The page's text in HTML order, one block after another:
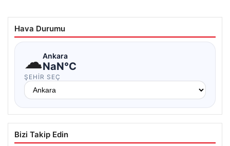
Hava Durumu
☁Ankara
NaN°C
ŞEHIR SEÇ
Bizi Takip Edin